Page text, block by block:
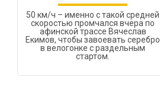
50 км/ч – именно с такой средней
скоростью промчался вчера по
афинской трассе Вячеслав
Екимов, чтобы завоевать серебро
в велогонке с раздельным
стартом.